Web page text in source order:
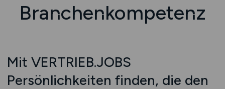
Branchenkompetenz
Mit VERTRIEB.JOBS
Persönlichkeiten finden, die den